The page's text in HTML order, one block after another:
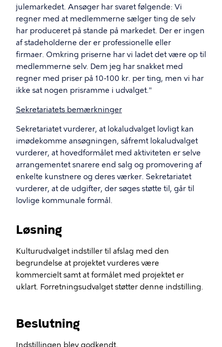
julemarkedet. Ansøger har svaret følgende: Vi
regner med at medlemmerne sælger ting de selv
har produceret på stande på markedet. Der er ingen
af stadeholderne der er professionelle eller
firmaer. Omkring priserne har vi ladet det være op til
medlemmerne selv. Dem jeg har snakket med
regner med priser på 10-100 kr. per ting, men vi har
ikke sat nogen prisramme i udvalget."
Sekretariatets bemærkninger
Sekretariatet vurderer, at lokaludvalget lovligt kan
imødekomme ansøgningen, såfremt lokaludvalget
vurderer, at hovedformålet med aktiviteten er selve
arrangementet snarere end salg og promovering af
enkelte kunstnere og deres værker. Sekretariatet
vurderer, at de udgifter, der søges støtte til, går til
lovlige kommunale formål.
Løsning
Kulturudvalget indstiller til afslag med den
begrundelse at projektet vurderes være
kommercielt samt at formålet med projektet er
uklart. Forretningsudvalget støtter denne indstilling.
Beslutning
Indstillingen blev godkendt.